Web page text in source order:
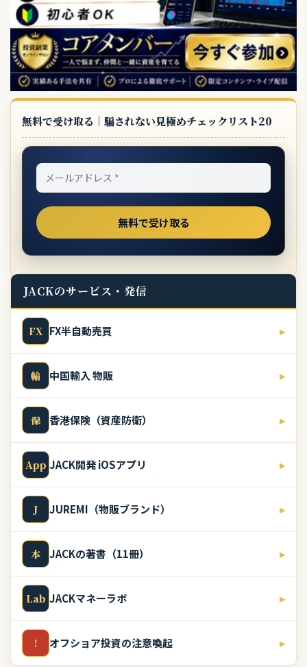
無料で受け取る｜騙されない見極めチェックリスト20
JACKのサービス・発信
FX FX半自動売買 ▸
輸 中国輸入 物販 ▸
保 香港保険（資産防衛） ▸
App JACK開発 iOSアプリ ▸
J JUREMI（物販ブランド） ▸
本 JACKの著書（11冊） ▸
Lab JACKマネーラボ ▸
! オフショア投資の注意喚起 ▸